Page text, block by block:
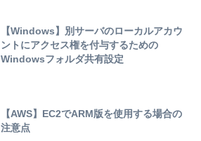
【Windows】別サーバのローカルアカウ
ントにアクセス権を付与するための
Windowsフォルダ共有設定
【AWS】EC2でARM版を使用する場合の
注意点